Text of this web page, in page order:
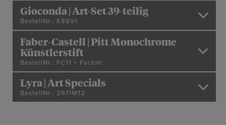
Gioconda | Art-Set 39-teilig
BestellNr.: K8891
Faber-Castell | Pitt Monochrome
Künstlerstift
BestellNr.: FC11 + Farbnr.
Lyra | Art Specials
BestellNr.: 2611M12